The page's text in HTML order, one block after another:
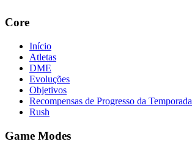
Core
Início
Atletas
DME
Evoluções
Objetivos
Recompensas de Progresso da Temporada
Rush
Game Modes